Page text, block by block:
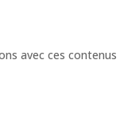
avec ces contenus